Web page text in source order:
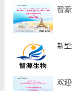
智
新
欢